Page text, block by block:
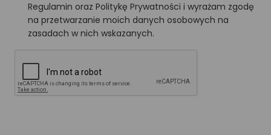
Regulamin oraz Politykę Prywatności i wyrażam zgodę
na przetwarzanie moich danych osobowych na
zasadach w nich wskazanych.